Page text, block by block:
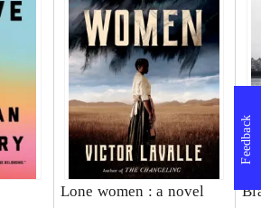
Lone women : a novel
Feedback